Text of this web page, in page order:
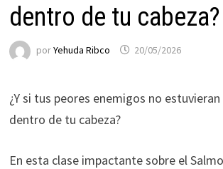
dentro de tu cabeza?
porYehuda Ribco 20/05/2026
¿Y si tus peores enemigos no
dentro de tu cabeza?
En esta clase impactante sobre el